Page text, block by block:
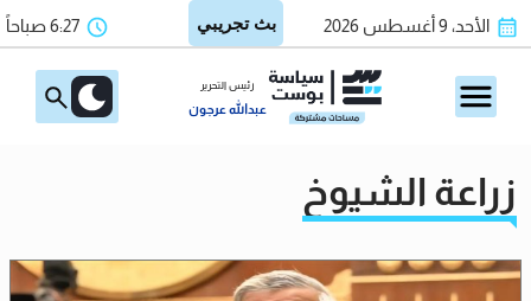
الأحد، 9 أغسطس 2026 6:27 صباحاً
رئيس التحرير
عبدالله عرجون
زراعة الشيوخ